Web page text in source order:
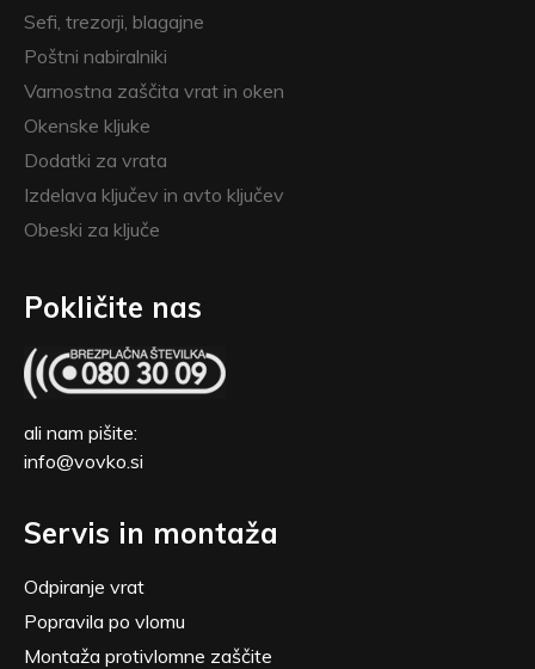
Sefi, trezorji, blagajne
Poštni nabiralniki
Varnostna zaščita vrat in oken
Okenske kljuke
Dodatki za vrata
Izdelava ključev in avto ključev
Obeski za ključe
Pokličite nas
ali nam pišite:
info@vovko.si
Servis in montaža
Odpiranje vrat
Popravila po vlomu
Montaža protivlomne zaščite